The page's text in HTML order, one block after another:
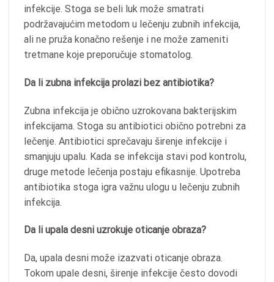
infekcije. Stoga se beli luk može smatrati
podržavajućim metodom u lečenju zubnih infekcija,
ali ne pruža konačno rešenje i ne može zameniti
tretmane koje preporučuje stomatolog.
Da li zubna infekcija prolazi bez antibiotika?
Zubna infekcija je obično uzrokovana bakterijskim
infekcijama. Stoga su antibiotici obično potrebni za
lečenje. Antibiotici sprečavaju širenje infekcije i
smanjuju upalu. Kada se infekcija stavi pod kontrolu,
druge metode lečenja postaju efikasnije. Upotreba
antibiotika stoga igra važnu ulogu u lečenju zubnih
infekcija.
Da li upala desni uzrokuje oticanje obraza?
Da, upala desni može izazvati oticanje obraza.
Tokom upale desni, širenje infekcije često dovodi